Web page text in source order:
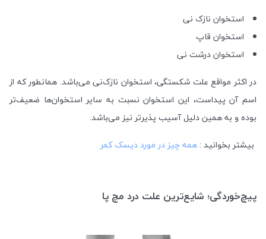
استخوان نازک نی
استخوان قاپ
استخوان درشت نی
در اکثر مواقع علت شکستگی، استخوان نازک‌نی می‌باشد. همانطور که از
اسم آن پیداست، این استخوان نسبت به سایر استخوان‌ها ضعیف‌تر
بوده و به همین دلیل آسیب پذیرتر نیز می‌باشد.
بیشتر بخوانید : همه چیز در مورد دیسک کمر
پیچ‌خوردگی؛ شایع‌ترین علت درد مچ پا